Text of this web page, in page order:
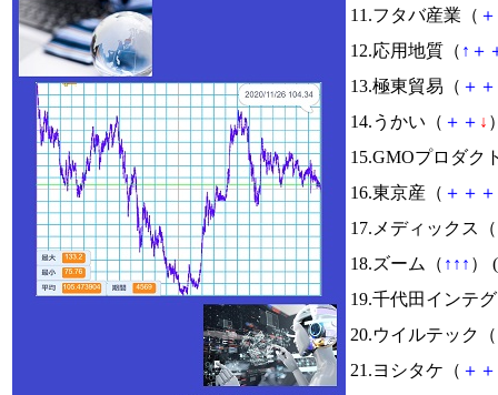
11.フタバ産業（ ＋
12.応用地質（ ↑ ＋
13.極東貿易（ ＋ ＋
14.うかい（ ＋ ＋ ↓
15.GMOプロダク
16.東京産（ ＋ ＋ ＋
17.メディックス（
18.ズーム（ ↑ ↑ ↑ ） (
19.千代田インテ
20.ウイルテック（
21.ヨシタケ（ ＋ ＋